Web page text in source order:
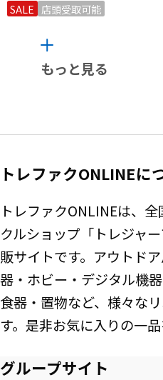
SALE 店頭受取可能
もっと見る
トレファクONLINEに
トレファクONLINEは、
クルショップ「トレジャ
販サイトです。アウトド
器・ホビー・デジタル機
食器・置物など、様々な
す。是非お気に入りの一
グループサイト